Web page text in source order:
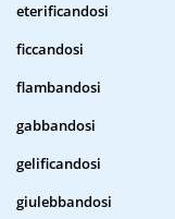
eterificandosi
ficcandosi
flambandosi
gabbandosi
gelificandosi
giulebbandosi